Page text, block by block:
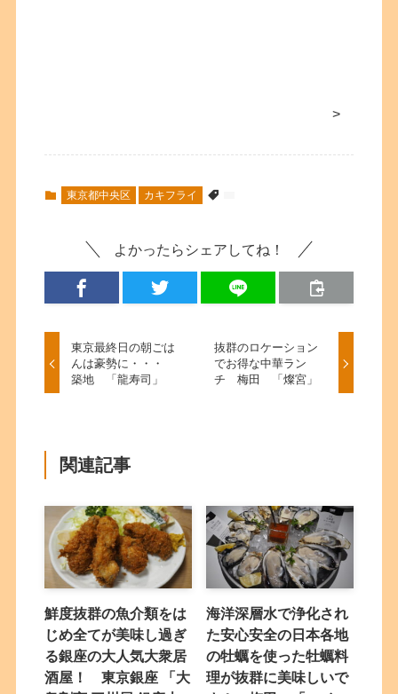
>
東京都中央区 カキフライ
よかったらシェアしてね！
東京最終日の朝ごは
んは豪勢に・・・
築地 「龍寿司」
抜群のロケーション
でお得な中華ラン
チ 梅田 「燦宮」
関連記事
鮮度抜群の魚介類をは
じめ全てが美味し過ぎ
る銀座の大人気大衆居
酒屋！ 東京銀座 「大
海洋深層水で浄化され
た安心安全の日本各地
の牡蠣を使った牡蠣料
理が抜群に美味しいで